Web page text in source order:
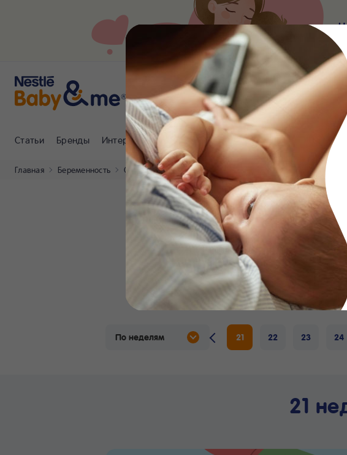
Статьи Бренды Интернет-магазин Клуб Nestlé Baby&me Сервисы
Главная Беременность Статьи 21 неделя беременности
Бейбимания Что
По неделям
18 20 21 22 23 24
21